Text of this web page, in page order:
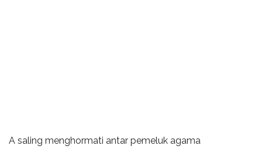
A saling menghormati antar pemeluk agama